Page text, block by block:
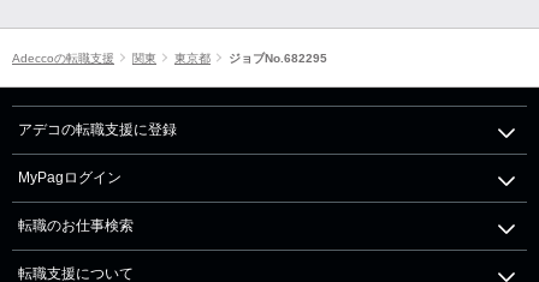
Adeccoの転職支援 関東 東京都 ジョブNo.682295
アデコの転職支援に登録
MyPagログイン
転職のお仕事検索
転職支援について